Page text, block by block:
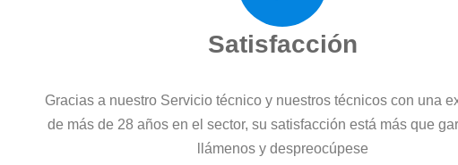
Satisfacción
Gracias a nuestro Servicio técnico y nuestros técnicos con una
de más de 28 años en el sector, su satisfacción está más que
llámenos y despreocúpese